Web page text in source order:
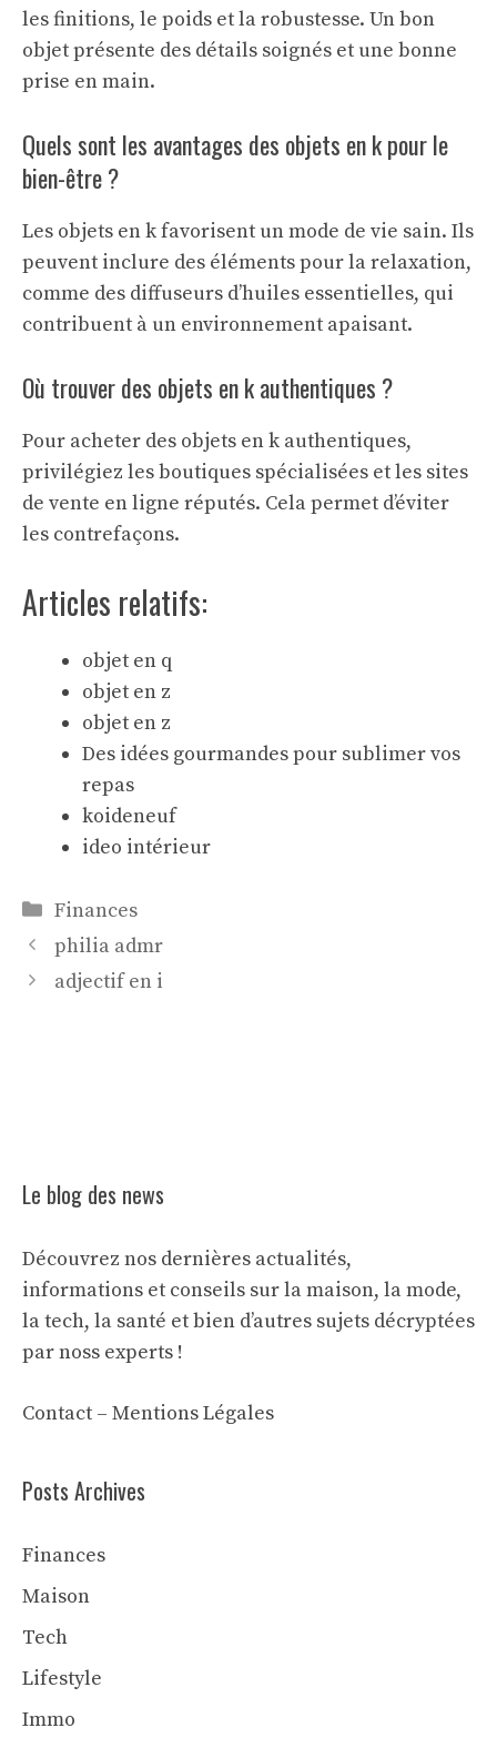
les finitions, le poids et la robustesse. Un bon
objet présente des détails soignés et une bonne
prise en main.
Quels sont les avantages des objets en k pour le
bien-être ?
Les objets en k favorisent un mode de vie sain. Ils
peuvent inclure des éléments pour la relaxation,
comme des diffuseurs d’huiles essentielles, qui
contribuent à un environnement apaisant.
Où trouver des objets en k authentiques ?
Pour acheter des objets en k authentiques,
privilégiez les boutiques spécialisées et les sites
de vente en ligne réputés. Cela permet d’éviter
les contrefaçons.
Articles relatifs:
objet en q
objet en z
objet en z
Des idées gourmandes pour sublimer vos
repas
koideneuf
ideo intérieur
Catégories
Finances
philia admr
adjectif en i
Le blog des news
Découvrez nos dernières actualités,
informations et conseils sur la maison, la mode,
la tech, la santé et bien d’autres sujets décryptées
par noss experts !
Contact – Mentions Légales
Posts Archives
Finances
Maison
Tech
Lifestyle
Immo